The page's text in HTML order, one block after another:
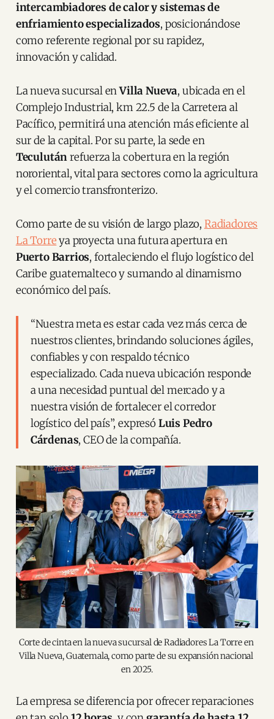
intercambiadores de calor y sistemas de
enfriamiento especializados, posicionándose
como referente regional por su rapidez,
innovación y calidad.
La nueva sucursal enVilla Nueva, ubicada en el
Complejo Industrial, km 22.5 de la Carretera al
Pacífico, permitirá una atención más eficiente al
sur de la capital. Por su parte, la sede en
Teculutánrefuerza la cobertura en la región
nororiental, vital para sectores como la agricultura
y el comercio transfronterizo.
Como parte de su visión de largo plazo, Radiadores
La Torreya proyecta una futura apertura en
Puerto Barrios, fortaleciendo el flujo logístico del
Caribe guatemalteco y sumando al dinamismo
económico del país.
“Nuestra meta es estar cada vez más cerca de
nuestros clientes, brindando soluciones ágiles,
confiables y con respaldo técnico
especializado. Cada nueva ubicación responde
a una necesidad puntual del mercado y a
nuestra visión de fortalecer el corredor
logístico del país”, expresóLuis Pedro
Cárdenas, CEO de la compañía.
Corte de cinta en la nueva sucursal de Radiadores La Torre en
Villa Nueva, Guatemala, como parte de su expansión nacional
en 2025.
La empresa se diferencia por ofrecer reparaciones